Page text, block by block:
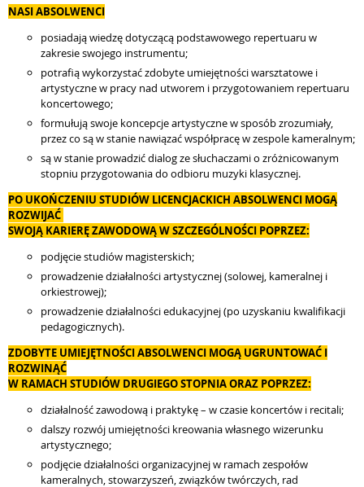
NASI ABSOLWENCI
posiadają wiedzę dotyczącą podstawowego repertuaru w
zakresie swojego instrumentu;
potrafią wykorzystać zdobyte umiejętności warsztatowe i
artystyczne w pracy nad utworem i przygotowaniem repertuaru
koncertowego;
formułują swoje koncepcje artystyczne w sposób zrozumiały,
przez co są w stanie nawiązać współpracę w zespole kameralnym;
są w stanie prowadzić dialog ze słuchaczami o zróżnicowanym
stopniu przygotowania do odbioru muzyki klasycznej.
PO UKOŃCZENIU STUDIÓW LICENCJACKICH ABSOLWENCI MOGĄ
ROZWIJAĆ
SWOJĄ KARIERĘ ZAWODOWĄ W SZCZEGÓLNOŚCI POPRZEZ:
podjęcie studiów magisterskich;
prowadzenie działalności artystycznej (solowej, kameralnej i
orkiestrowej);
prowadzenie działalności edukacyjnej (po uzyskaniu kwalifikacji
pedagogicznych).
ZDOBYTE UMIEJĘTNOŚCI ABSOLWENCI MOGĄ UGRUNTOWAĆ I
ROZWINĄĆ
W RAMACH STUDIÓW DRUGIEGO STOPNIA ORAZ POPRZEZ:
działalność zawodową i praktykę – w czasie koncertów i recitali;
dalszy rozwój umiejętności kreowania własnego wizerunku
artystycznego;
podjęcie działalności organizacyjnej w ramach zespołów
kameralnych, stowarzyszeń, związków twórczych, rad